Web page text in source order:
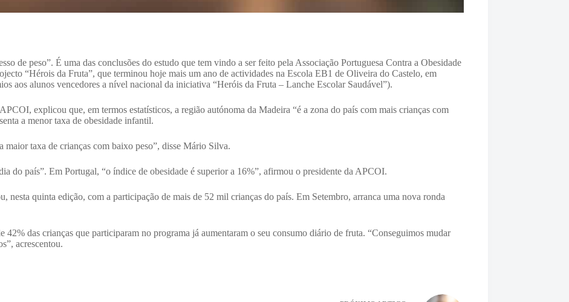
de peso”. É uma das conclusões do estudo que tem vindo a ser feito pela Associação Portuguesa Contra a Obesidade
“Hérois da Fruta”, que terminou hoje mais um ano de actividades na Escola EB1 de Oliveira do Castelo, em
aos alunos vencedores a nível nacional da iniciativa “Heróis da Fruta – Lanche Escolar Saudável”).
explicou que, em termos estatísticos, a região autónoma da Madeira “é a zona do país com mais crianças com
a menor taxa de obesidade infantil.
maior taxa de crianças com baixo peso”, disse Mário Silva.
do país”. Em Portugal, “o índice de obesidade é superior a 16%”, afirmou o presidente da APCOI.
nesta quinta edição, com a participação de mais de 52 mil crianças do país. Em Setembro, arranca uma nova ronda
42% das crianças que participaram no programa já aumentaram o seu consumo diário de fruta. “Conseguimos mudar
acrescentou.